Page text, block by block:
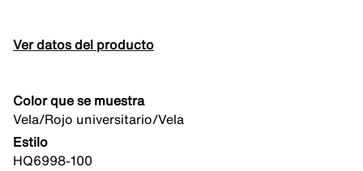
Ver datos del producto
Color que se muestra
Vela/Rojo universitario/Vela
Estilo
HQ6998-100